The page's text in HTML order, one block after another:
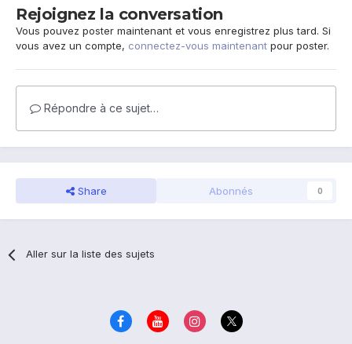
Rejoignez la conversation
Vous pouvez poster maintenant et vous enregistrez plus tard. Si
vous avez un compte, connectez-vous maintenant pour poster.
Répondre à ce sujet…
Share Abonnés 0
Aller sur la liste des sujets